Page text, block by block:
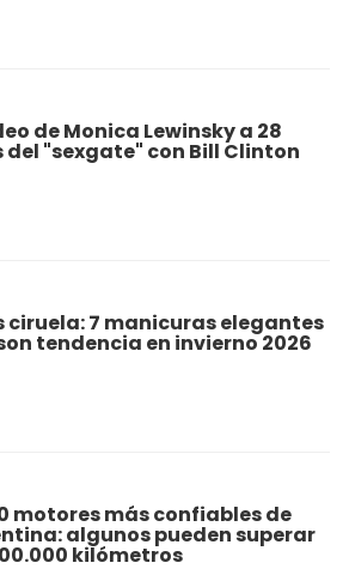
de Monica Lewinsky a 28
del "sexgate" con Bill Clinton
ciruela: 7 manicuras elegantes
tendencia en invierno 2026
motores más confiables de
algunos pueden superar
kilómetros